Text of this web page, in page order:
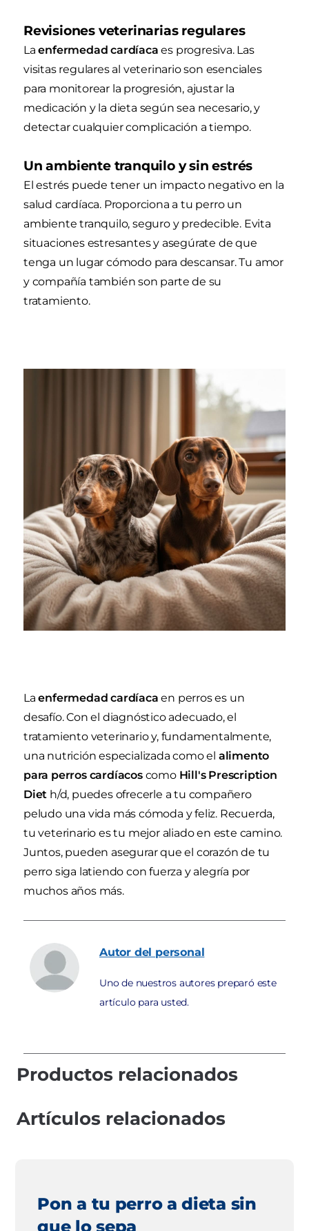
Revisiones veterinarias regulares
Laenfermedad cardíaca es progresiva. Las
visitas regulares al veterinario son esenciales
para monitorear la progresión, ajustar la
medicación y la dieta según sea necesario, y
detectar cualquier complicación a tiempo.
Un ambiente tranquilo y sin estrés
El estrés puede tener un impacto negativo en la
salud cardíaca. Proporciona a tu perro un
ambiente tranquilo, seguro y predecible. Evita
situaciones estresantes y asegúrate de que
tenga un lugar cómodo para descansar. Tu amor
y compañía también son parte de su
tratamiento.
Laenfermedad cardíaca en perros es un
desafío. Con el diagnóstico adecuado, el
tratamiento veterinario y, fundamentalmente,
una nutrición especializada como el alimento
para perros cardíacoscomo Hill's Prescription
Diet h/d, puedes ofrecerle a tu compañero
peludo una vida más cómoda y feliz. Recuerda,
tu veterinario es tu mejor aliado en este camino.
Juntos, pueden asegurar que el corazón de tu
perro siga latiendo con fuerza y alegría por
muchos años más.
Autor del personal
Uno de nuestros autores preparó este
artículo para usted.
Productos relacionados
Artículos relacionados
Pon a tu perro a dieta sin
que lo sepa